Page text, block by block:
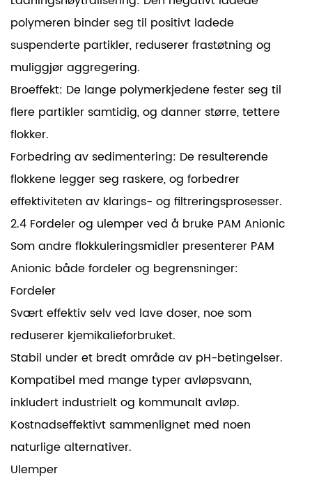
polymeren binder seg til positivt ladede
suspenderte partikler, reduserer frastøtning og
muliggjør aggregering.
Broeffekt: De lange polymerkjedene fester seg til
flere partikler samtidig, og danner større, tettere
flokker.
Forbedring av sedimentering: De resulterende
flokkene legger seg raskere, og forbedrer
effektiviteten av klarings- og filtreringsprosesser.
2.4 Fordeler og ulemper ved å bruke PAM Anionic
Som andre flokkuleringsmidler presenterer PAM
Anionic både fordeler og begrensninger:
Fordeler
Svært effektiv selv ved lave doser, noe som
reduserer kjemikalieforbruket.
Stabil under et bredt område av pH-betingelser.
Kompatibel med mange typer avløpsvann,
inkludert industrielt og kommunalt avløp.
Kostnadseffektivt sammenlignet med noen
naturlige alternativer.
Ulemper